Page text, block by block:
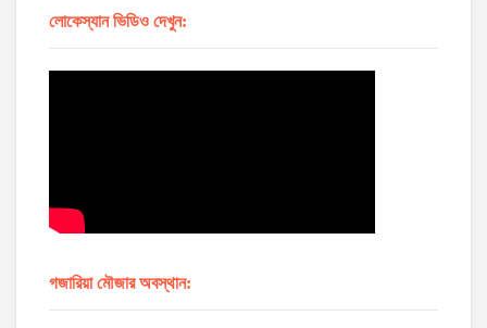
লোকেস্যান ভিডিও দেখুন:
গজারিয়া মৌজার অবস্থান: